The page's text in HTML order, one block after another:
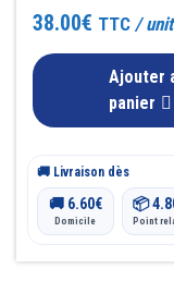
38.00€ TTC /
Ajouter
panier
🚚 Livraison dès
🚚 6.60€
Domicile
📦
Point